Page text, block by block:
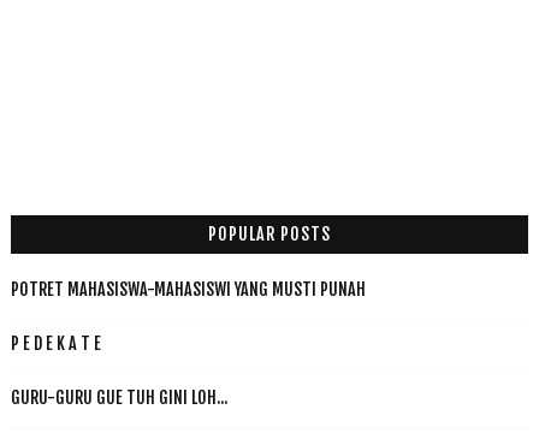
POPULAR POSTS
POTRET MAHASISWA-MAHASISWI YANG MUSTI PUNAH
P E D E K A T E
GURU-GURU GUE TUH GINI LOH...